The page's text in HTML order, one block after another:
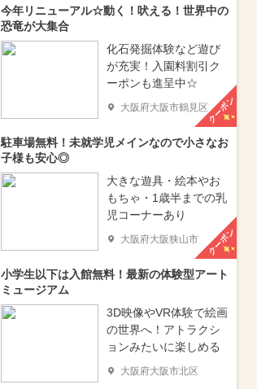
今年リニューアル☆動く！吠える！世界中の
恐竜が大集合
化石発掘体験など遊び
が充実！入園料割引ク
ーポンも進呈中☆
大阪府大阪市鶴見区クーポン
駐車場無料！未就学児メインなので小さなお
子様も安心◎
大きな遊具・絵本やお
もちゃ・1歳半までの乳
児コーナーあり
大阪府大阪狭山市 クーポン
小学生以下は入館無料！最新の体験型アート
ミュージアム
3D映像やVR体験で絵画
の世界へ！アトラクシ
ョンみたいに楽しめる
大阪府大阪市北区